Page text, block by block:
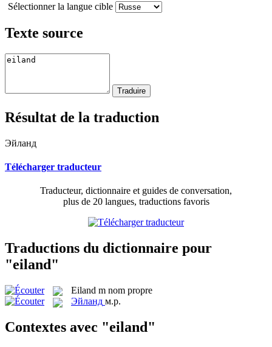
Sélectionner la langue cible
Texte source
Résultat de la traduction
Эйланд
Télécharger traducteur
Traducteur, dictionnaire et guides de conversation,
plus de 20 langues, traductions favoris
Traductions du dictionnaire pour
"eiland"
Eiland m nom propre
Эйланд м.р.
Contextes avec "eiland"